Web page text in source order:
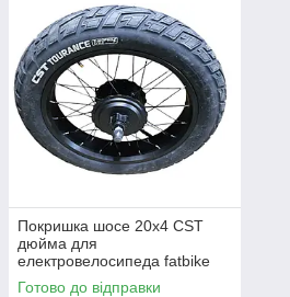
Покришка шосе 20х4 CST
дюйма для
електровелосипеда fatbike
Tecros F1/F2
Готово до відправки